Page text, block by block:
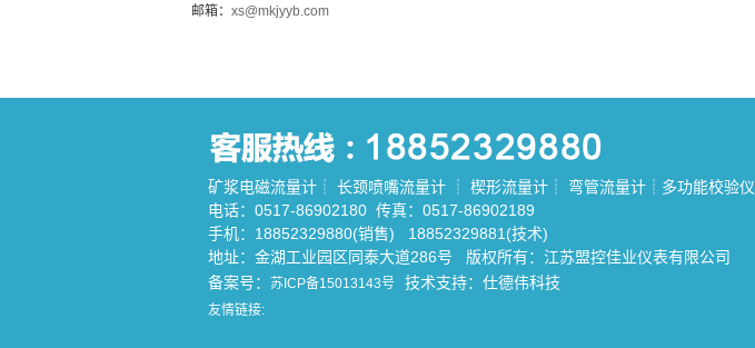
邮箱： xs@mkjyyb.com
矿浆电磁流量计 ┊ 长颈喷嘴流量计 ┊ 楔形流量计 ┊ 弯管流量计 ┊ 多功能校验仪
电话：0517-86902180 传真：0517-86902189
手机：18852329880(销售) 18852329881(技术)
地址：金湖工业园区同泰大道286号 版权所有：江苏盟控佳业仪表有限公司
备案号：
苏ICP备15013143号 技术支持： 仕德伟科技
友情链接: